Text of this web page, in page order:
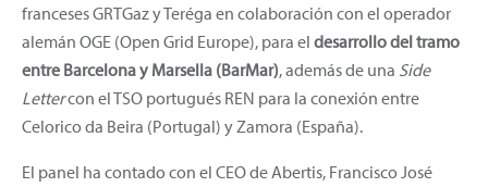
franceses GRTGaz y Teréga en colaboración con el operador
alemán OGE (Open Grid Europe), para el desarrollo del tramo
entre Barcelona y Marsella (BarMar), además de una Side
Lettercon el TSO portugués REN para la conexión entre
Celorico da Beira (Portugal) y Zamora (España).
El panel ha contado con el CEO de Abertis, Francisco José